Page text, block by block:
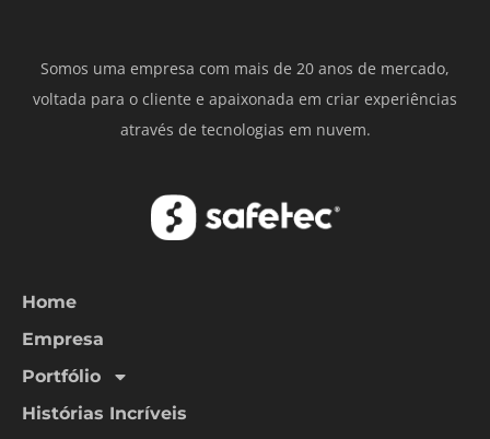
Somos uma empresa com mais de 20 anos de mercado,
voltada para o cliente e apaixonada em criar experiências
através de tecnologias em nuvem.
Home
Empresa
Portfólio
Histórias Incríveis